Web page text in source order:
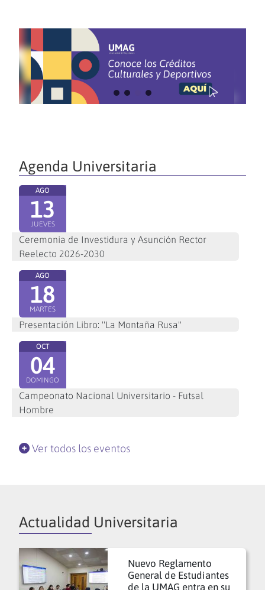
Agenda Universitaria
AGO
13
JUEVES
Ceremonia de Investidura y Asunción Rector
Reelecto 2026-2030
AGO
18
MARTES
Presentación Libro: "La Montaña Rusa"
OCT
04
DOMINGO
Campeonato Nacional Universitario - Futsal
Hombre
Ver todos los eventos
Actualidad Universitaria
Nuevo Reglamento
General de Estudiantes
de la UMAG entra en su